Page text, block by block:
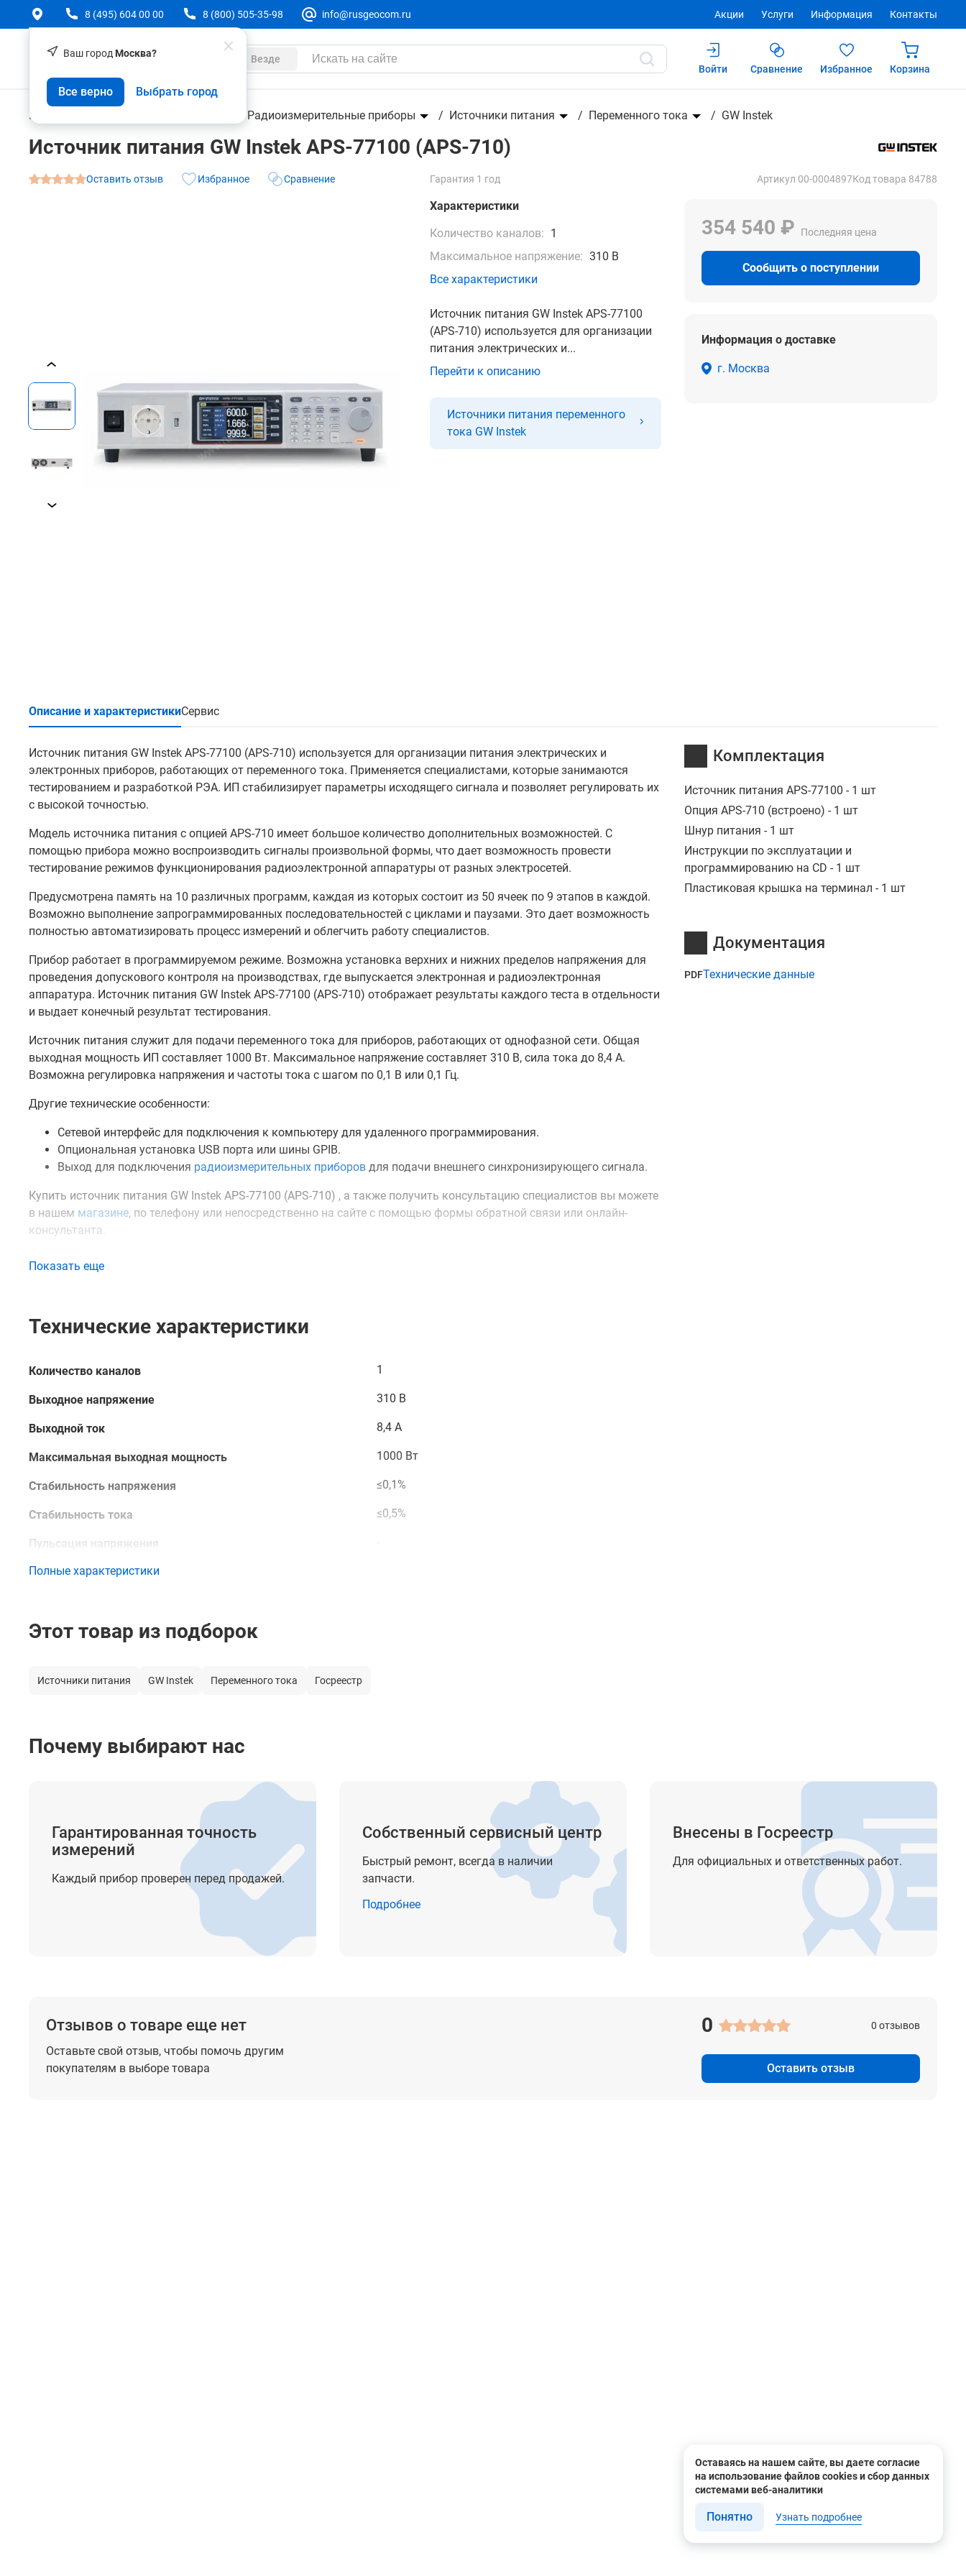
Ваш город Москва?
Все верно Выбрать город
8 (495) 604 00 00 8 (800) 505-35-98 info@rusgeocom.ru Акции Услуги Информация Контакты
Везде
Войти
Сравнение Избранное Корзина
Контрольно-измерительные приборы Радиоизмерительные приборы Источники питания Переменного тока GW Instek
Источник питания GW Instek APS-77100 (APS-710)
Оставить отзыв Избранное Сравнение Гарантия 1 год Артикул 00-0004897Код товара 84788
Характеристики
Количество каналов: 1
Максимальное напряжение: 310 В
Все характеристики
Источник питания GW Instek APS-77100
(APS-710) используется для организации
питания электрических и...
Перейти к описанию
Источники питания переменного
тока GW Instek
354 540 ₽ Последняя цена
Сообщить о поступлении
Информация о доставке
г. Москва
Описание и характеристикиСервис
Источник питания GW Instek APS-77100 (APS-710)
О товаре Характеристики
Источник питания GW Instek APS-77100 (APS-710) используется для организации питания электрических и
электронных приборов, работающих от переменного тока. Применяется специалистами, которые занимаются
тестированием и разработкой РЭА. ИП стабилизирует параметры исходящего сигнала и позволяет регулировать их
с высокой точностью.
Модель источника питания с опцией APS-710 имеет большое количество дополнительных возможностей. С
помощью прибора можно воспроизводить сигналы произвольной формы, что дает возможность провести
тестирование режимов функционирования радиоэлектронной аппаратуры от разных электросетей.
Предусмотрена память на 10 различных программ, каждая из которых состоит из 50 ячеек по 9 этапов в каждой.
Возможно выполнение запрограммированных последовательностей с циклами и паузами. Это дает возможность
полностью автоматизировать процесс измерений и облегчить работу специалистов.
Прибор работает в программируемом режиме. Возможна установка верхних и нижних пределов напряжения для
проведения допускового контроля на производствах, где выпускается электронная и радиоэлектронная
аппаратура. Источник питания GW Instek APS-77100 (APS-710) отображает результаты каждого теста в отдельности
и выдает конечный результат тестирования.
Источник питания служит для подачи переменного тока для приборов, работающих от однофазной сети. Общая
выходная мощность ИП составляет 1000 Вт. Максимальное напряжение составляет 310 В, сила тока до 8,4 А.
Возможна регулировка напряжения и частоты тока с шагом по 0,1 В или 0,1 Гц.
Другие технические особенности:
Сетевой интерфейс для подключения к компьютеру для удаленного программирования.
Опциональная установка USB порта или шины GPIB.
Выход для подключения радиоизмерительных приборов для подачи внешнего синхронизирующего сигнала.
Купить источник питания GW Instek APS-77100 (APS-710) , а также получить консультацию специалистов вы можете
в нашем магазине, по телефону или непосредственно на сайте с помощью формы обратной связи или онлайн-
консультанта.
Показать еще
Технические характеристики
Количество каналов 1
Выходное напряжение 310 В
Выходной ток 8,4 А
Максимальная выходная мощность 1000 Вт
Стабильность напряжения ≤0,1%
Стабильность тока ≤0,5%
Пульсация напряжения
Пульсация тока
Питание
Температура хранения
Вес
Полные характеристики
Комплектация
Источник питания APS-77100 - 1 шт
Опция APS-710 (встроено) - 1 шт
Шнур питания - 1 шт
Инструкции по эксплуатации и
программированию на CD - 1 шт
Пластиковая крышка на терминал - 1 шт
Документация
PDFТехнические данные
Этот товар из подборок
Источники питания GW Instek Переменного тока Госреестр
Почему выбирают нас
Гарантированная точность
измерений
Каждый прибор проверен перед продажей.
Собственный сервисный центр
Быстрый ремонт, всегда в наличии
запчасти.
Подробнее
Внесены в Госреестр
Для официальных и ответственных работ.
Отзывов о товаре еще нет
Оставьте свой отзыв, чтобы помочь другим
покупателям в выборе товара
0 0 отзывов
Оставить отзыв
Оставаясь на нашем сайте, вы даете согласие
на использование файлов cookies и сбор данных
системами веб-аналитики
Понятно Узнать подробнее